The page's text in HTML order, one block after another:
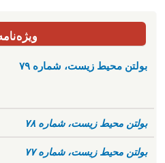
ویژه‌نامه‌ها
بولتن محیط زیست، شماره ۷۹
بولتن محیط زیست، شماره ۷۸
بولتن محیط زیست، شماره ۷۷